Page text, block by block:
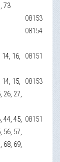
73
08153
08154
14, 16,
08151
14, 15,
26, 27,
08153
44, 45,
56, 57,
68, 69,
08151